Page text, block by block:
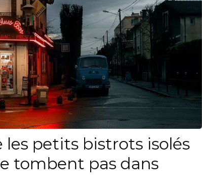
petits bistrots isolés
tombent pas dans